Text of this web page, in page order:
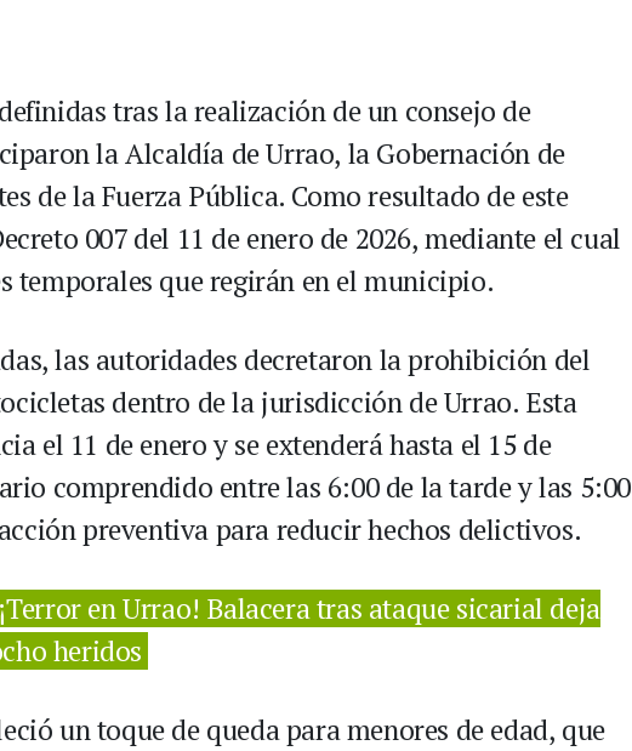
tras la realización de un consejo de
la Alcaldía de Urrao, la Gobernación de
de la Fuerza Pública. Como resultado de este
007 del 11 de enero de 2026, mediante el cual
temporales que regirán en el municipio.
las autoridades decretaron la prohibición del
dentro de la jurisdicción de Urrao. Esta
el 11 de enero y se extenderá hasta el 15 de
comprendido entre las 6:00 de la tarde y las 5:00
preventiva para reducir hechos delictivos.
¡Terror en Urrao! Balacera tras ataque sicarial deja
heridos
un toque de queda para menores de edad, que